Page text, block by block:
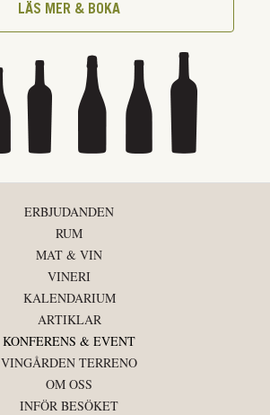
LÄS MER & BOKA
ERBJUDANDEN
RUM
MAT & VIN
VINERI
KALENDARIUM
ARTIKLAR
KONFERENS & EVENT
VINGÅRDEN TERRENO
OM OSS
INFÖR BESÖKET